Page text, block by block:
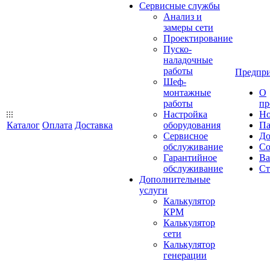
Каталог Оплата Доставка
Сервисные службы
Анализ и
замеры сети
Проектирование
Пуско-
наладочные
работы
Шеф-
монтажные
работы
Настройка
оборудования
Сервисное
обслуживание
Гарантийное
обслуживание
Дополнительные
услуги
Калькулятор
КРМ
Калькулятор
сети
Калькулятор
генерации
О